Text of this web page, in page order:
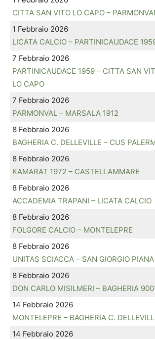
CITTA SAN VITO LO CAPO –
1 Febbraio 2026
LICATA CALCIO – PARTINICAUDACE
7 Febbraio 2026
PARTINICAUDACE 1959 – CITTA SAN
LO CAPO
7 Febbraio 2026
PARMONVAL – MARSALA 1912
8 Febbraio 2026
BAGHERIA C. DELLEVILLE – CUS
8 Febbraio 2026
KAMARAT 1972 – CASTELLAMMARE
8 Febbraio 2026
ACCADEMIA TRAPANI – LICATA CALCIO
8 Febbraio 2026
FOLGORE CALCIO – MONTELEPRE
8 Febbraio 2026
UNITAS SCIACCA – SAN GIORGIO PIANA
8 Febbraio 2026
DON CARLO MISILMERI – BAGHERIA
14 Febbraio 2026
MONTELEPRE – BAGHERIA C.
14 Febbraio 2026